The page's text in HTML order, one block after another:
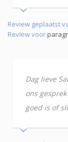
Review geplaatst
Review voor
Dag lieve
ons
goed is of